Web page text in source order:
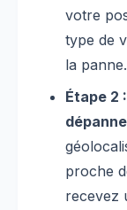
votre
type de
la panne.
Étape 2
proche
recevez